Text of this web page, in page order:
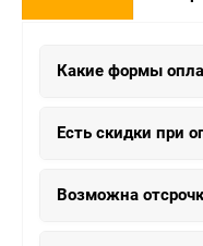
Какие формы
Есть скидки при
Возможна